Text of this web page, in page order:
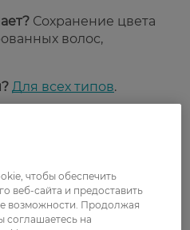
Сохранение цвета
волос,
Для всех типов.
чтобы обеспечить
веб-сайта и предоставить
возможности. Продолжая
соглашаетесь на